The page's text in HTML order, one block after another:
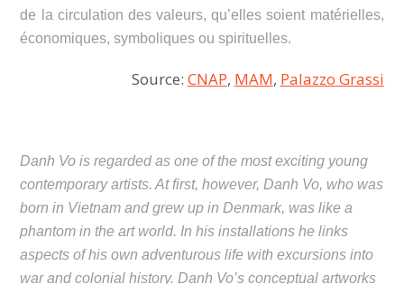
de la circulation des valeurs, qu’elles soient matérielles,
économiques, symboliques ou spirituelles.
Source: CNAP, MAM, Palazzo Grassi
Danh Vo is regarded as one of the most exciting young
contemporary artists. At first, however, Danh Vo, who was
born in Vietnam and grew up in Denmark, was like a
phantom in the art world. In his installations he links
aspects of his own adventurous life with excursions into
war and colonial history. Danh Vo’s conceptual artworks